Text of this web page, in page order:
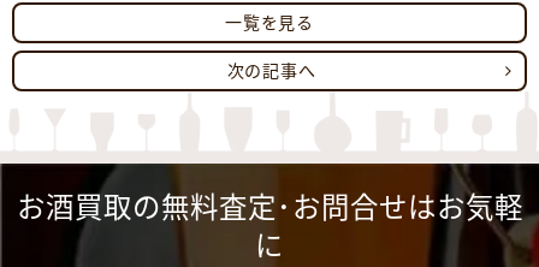
一覧を見る
次の記事へ
お酒買取の無料査定･お問合せはお気軽
に